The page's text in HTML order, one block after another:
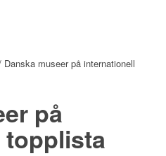
Danska museer på internationell
på